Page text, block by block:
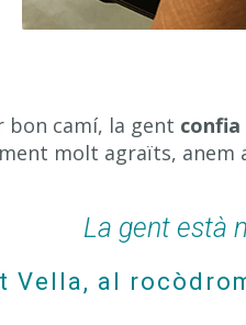
bon camí, la gent
molt agraïts, anem
La gent està
Vella, al